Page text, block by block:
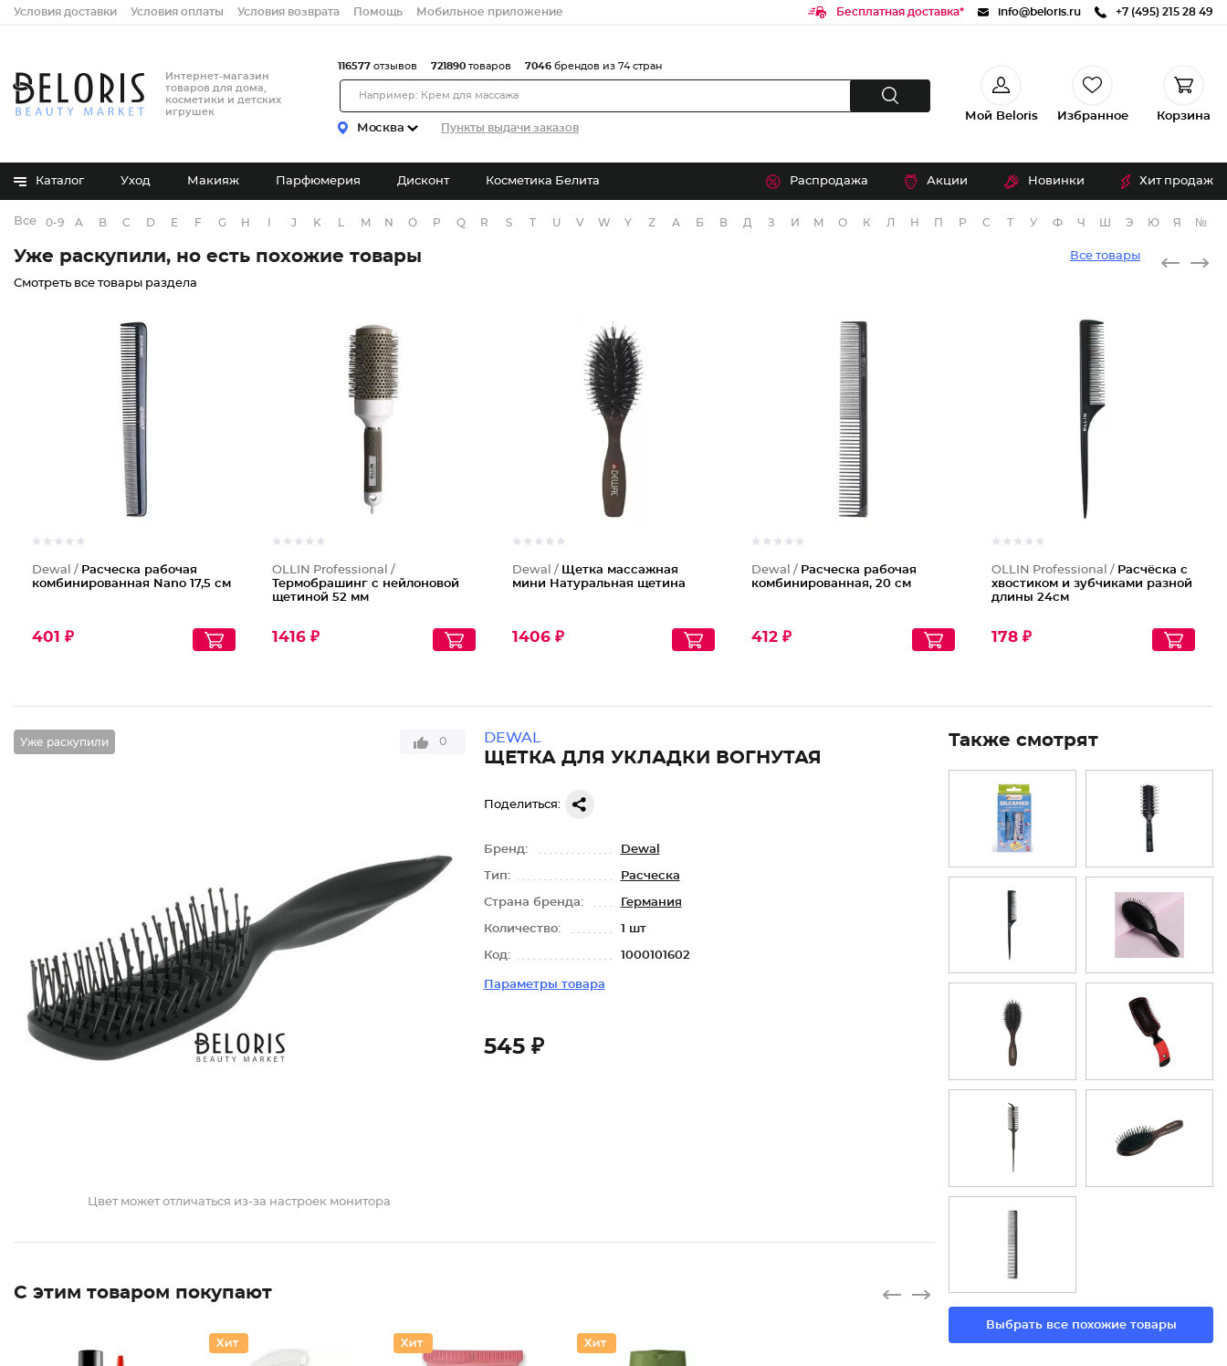
Условия доставки Условия оплаты Условия возврата Помощь Мобильное приложение Бесплатная доставка* info@beloris.ru +7 (495) 215 28 49
Интернет-магазин
товаров для дома,
косметики и детских
игрушек
Москва Пункты выдачи заказов
116577 отзывов 721890 товаров 7046 брендов из 74 стран
Мой Beloris Избранное Корзина
Каталог Уход Макияж Парфюмерия Дисконт Косметика Белита Распродажа Акции Новинки Хит продаж
Все бренды
0-9 A B C D E F G H J K M N O P Q R S T U V W Y Z А Б В Д З И М О К Л Н П Р С Т У Ф Ч Э Ю Я №
Уже раскупили, но есть похожие товары Все товары
Смотреть все товары раздела
Dewal / Расческа рабочая
комбинированная Nano 17,5 см
401 ₽
OLLIN Professional /
Термобрашинг с нейлоновой
щетиной 52 мм
1416 ₽
Dewal / Щетка массажная
мини Натуральная щетина
1406 ₽
Dewal / Расческа рабочая
комбинированная, 20 см
412 ₽
OLLIN Professional / Расчёска с
хвостиком и зубчиками разной
длины 24см
178 ₽
Уже раскупили 0
Цвет может отличаться из-за настроек монитора
DEWAL
ЩЕТКА ДЛЯ УКЛАДКИ ВОГНУТАЯ
Поделиться:
Бренд: Dewal
Тип: Расческа
Страна бренда: Германия
Количество: 1 шт
Код: 1000101602
Параметры товара
545 ₽
С этим товаром покупают
Также смотрят
Выбрать все похожие товары